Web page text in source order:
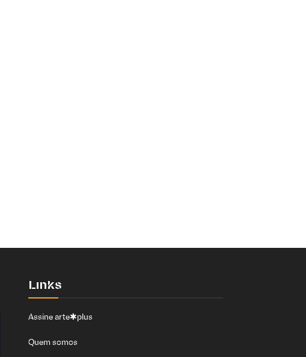
Links
Assine arte✱plus
Quem somos